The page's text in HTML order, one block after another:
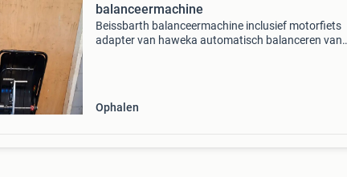
balanceermachine
Beissbarth balanceermachine inclusief motorfiets
adapter van haweka automatisch balanceren van
Ophalen